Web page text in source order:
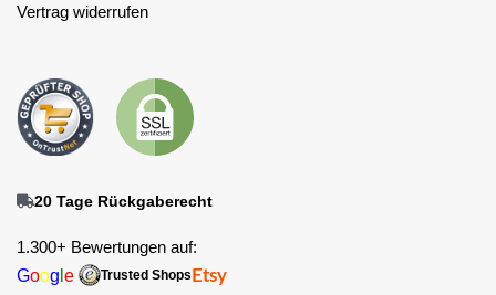
Vertrag widerrufen
20 Tage Rückgaberecht
1.300+ Bewertungen auf:
Goog e Trusted Shops Etsy